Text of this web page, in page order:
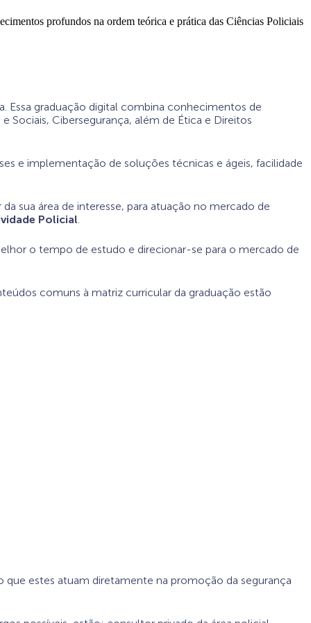
profundos na ordem teórica e prática das Ciências Policiais
Essa graduação digital combina conhecimentos de
Sociais, Cibersegurança, além de Ética e Direitos
e implementação de soluções técnicas e ágeis, facilidade
sua área de interesse, para atuação no mercado de
Policial
o tempo de estudo e direcionar-se para o mercado de
comuns à matriz curricular da graduação estão
estes atuam diretamente na promoção da segurança